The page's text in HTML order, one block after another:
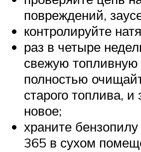
повреждений,
контролируйте
раз в четыре
свежую топливную
полностью
старого топлива, и
новое;
храните
365 в сухом